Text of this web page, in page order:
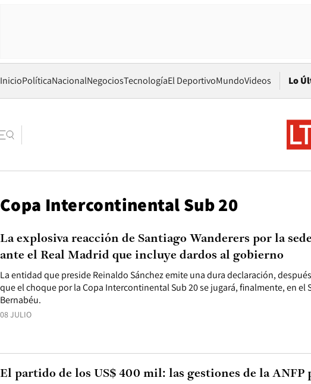
InicioPolíticaNacionalNegociosTecnologíaEl DeportivoMundoVideos Lo
Copa Intercontinental Sub 20
08 JULIO
La entidad que preside Reinaldo Sánchez emite una dura declaración,
que el choque por la Copa Intercontinental Sub 20 se jugará, finalmente, en el
Bernabéu.
La explosiva reacción de Santiago Wanderers por la
ante el Real Madrid que incluye dardos al gobierno
El partido de los US$ 400 mil: las gestiones de la ANFP